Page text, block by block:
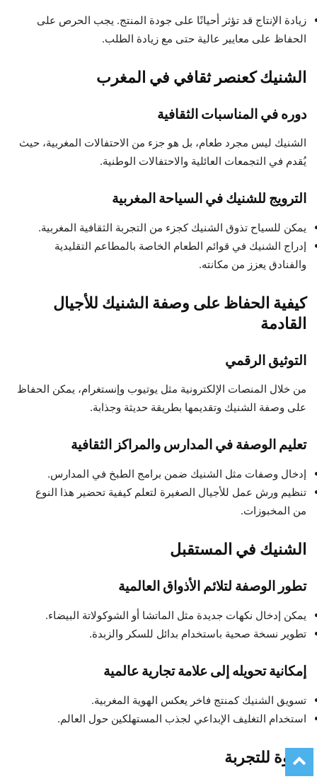
زيادة الإنتاج قد تؤثر أحيانًا على جودة المنتج. يجب الحرص على
الحفاظ على معايير عالية حتى مع زيادة الطلب.
الشنيك كعنصر ثقافي في المغرب
دوره في المناسبات الثقافية
الشنيك ليس مجرد طعام، بل هو جزء من الاحتفالات المغربية، حيث
يُقدم في التجمعات العائلية والاحتفالات الوطنية.
الترويج للشنيك في السياحة المغربية
يمكن للسياح تذوق الشنيك كجزء من التجربة الثقافية المغربية.
إدراج الشنيك في قوائم الطعام الخاصة بالمطاعم التقليدية
والفنادق يعزز من مكانته.
كيفية الحفاظ على وصفة الشنيك للأجيال
القادمة
التوثيق الرقمي
من خلال المنصات الإلكترونية مثل يوتيوب وإنستغرام، يمكن الحفاظ
على وصفة الشنيك وتقديمها بطريقة حديثة وجذابة.
تعليم الوصفة في المدارس والمراكز الثقافية
إدخال وصفات مثل الشنيك ضمن برامج الطبخ في المدارس.
تنظيم ورش عمل للأجيال الصغيرة لتعلم كيفية تحضير هذا النوع
من المخبوزات.
الشنيك في المستقبل
تطور الوصفة لتلائم الأذواق العالمية
يمكن إدخال نكهات جديدة مثل الماتشا أو الشوكولاتة البيضاء.
تطوير نسخة صحية باستخدام بدائل للسكر والزبدة.
إمكانية تحويله إلى علامة تجارية عالمية
تسويق الشنيك كمنتج فاخر يعكس الهوية المغربية.
استخدام التغليف الإبداعي لجذب المستهلكين حول العالم.
دعوة للتجربة